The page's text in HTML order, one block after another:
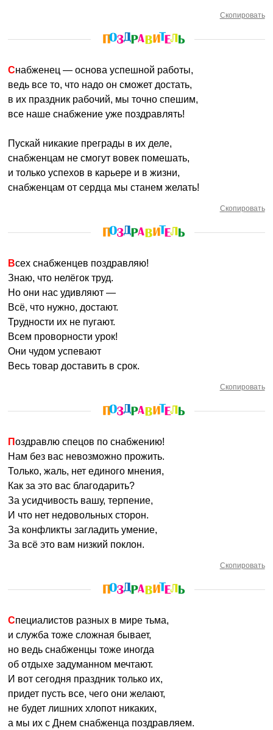
Скопировать
Снабженец — основа успешной работы,
ведь все то, что надо он сможет достать,
в их праздник рабочий, мы точно спешим,
все наше снабжение уже поздравлять!
Пускай никакие преграды в их деле,
снабженцам не смогут вовек помешать,
и только успехов в карьере и в жизни,
снабженцам от сердца мы станем желать!
Скопировать
Всех снабженцев поздравляю!
Знаю, что нелёгок труд.
Но они нас удивляют —
Всё, что нужно, достают.
Трудности их не пугают.
Всем проворности урок!
Они чудом успевают
Весь товар доставить в срок.
Скопировать
Поздравлю спецов по снабжению!
Нам без вас невозможно прожить.
Только, жаль, нет единого мнения,
Как за это вас благодарить?
За усидчивость вашу, терпение,
И что нет недовольных сторон.
За конфликты загладить умение,
За всё это вам низкий поклон.
Скопировать
Специалистов разных в мире тьма,
и служба тоже сложная бывает,
но ведь снабженцы тоже иногда
об отдыхе задуманном мечтают.
И вот сегодня праздник только их,
придет пусть все, чего они желают,
не будет лишних хлопот никаких,
а мы их с Днем снабженца поздравляем.